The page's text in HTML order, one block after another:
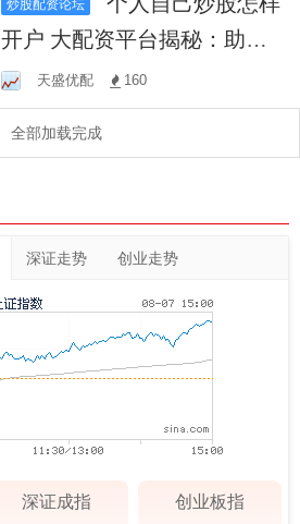
开户 大配资平台揭秘：助您
财富升级！
天盛优配 160
全部加载完成
深证走势 创业走势
深证成指 创业板指